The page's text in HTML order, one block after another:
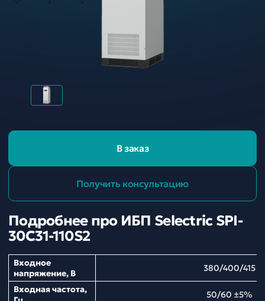
В заказ
Получить консультацию
Подробнее про ИБП Selectric SPI-
30C31-110S2
Входное
напряжение, В
380/400/415
Входная частота,
50/60 ±5%